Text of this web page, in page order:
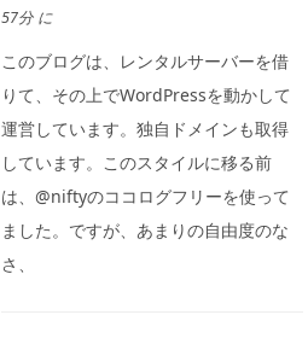
57分 に
このブログは、レンタルサーバーを借
りて、その上でWordPressを動かして
運営しています。独自ドメインも取得
しています。このスタイルに移る前
は、@niftyのココログフリーを使って
ました。ですが、あまりの自由度のな
さ、